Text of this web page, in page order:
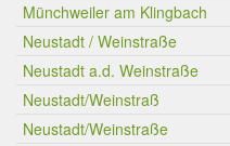
Münchweiler am Klingbach
Neustadt / Weinstraße
Neustadt a.d. Weinstraße
Neustadt/Weinstraß
Neustadt/Weinstraße